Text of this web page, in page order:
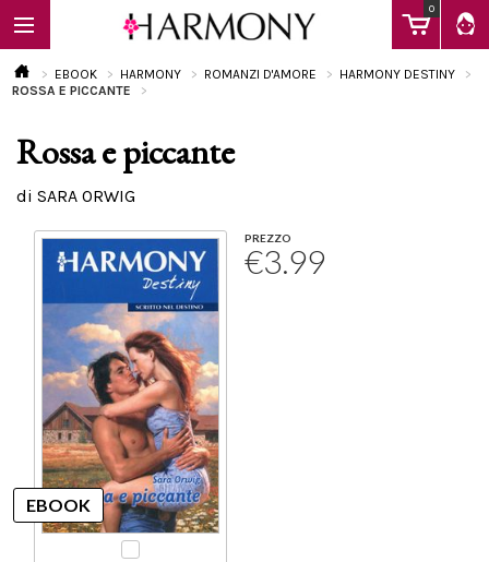
0
EBOOK
EBOOK HARMONY ROMANZI D'AMORE
HARMONY DESTINY
ROSSA E PICCANTE
Rossa e piccante
di SARA ORWIG
PREZZO
€3.99